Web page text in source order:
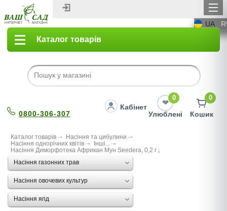
UA
Каталог товарів
0800-306-307
Кабінет
0
Улюблені
0
Кошик
Каталог товарів
Насіння та цибулини
Насіння однорічних квітів
Інші...
Насіння Диморфотека Африкан Мун Seedera, 0,2 г
Насіння газонних трав
Насіння овочевих культур
Насіння ягід